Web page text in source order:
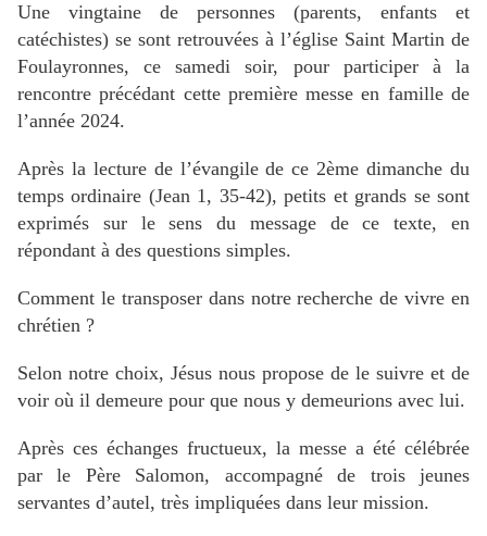
Une vingtaine de personnes (parents, enfants et
catéchistes) se sont retrouvées à l’église Saint Martin de
Foulayronnes, ce samedi soir, pour participer à la
rencontre précédant cette première messe en famille de
l’année 2024.
Après la lecture de l’évangile de ce 2ème dimanche du
temps ordinaire (Jean 1, 35-42), petits et grands se sont
exprimés sur le sens du message de ce texte, en
répondant à des questions simples.
Comment le transposer dans notre recherche de vivre en
chrétien ?
Selon notre choix, Jésus nous propose de le suivre et de
voir où il demeure pour que nous y demeurions avec lui.
Après ces échanges fructueux, la messe a été célébrée
par le Père Salomon, accompagné de trois jeunes
servantes d’autel, très impliquées dans leur mission.